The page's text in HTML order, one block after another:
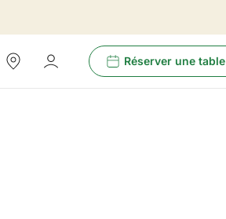
Réserver une table